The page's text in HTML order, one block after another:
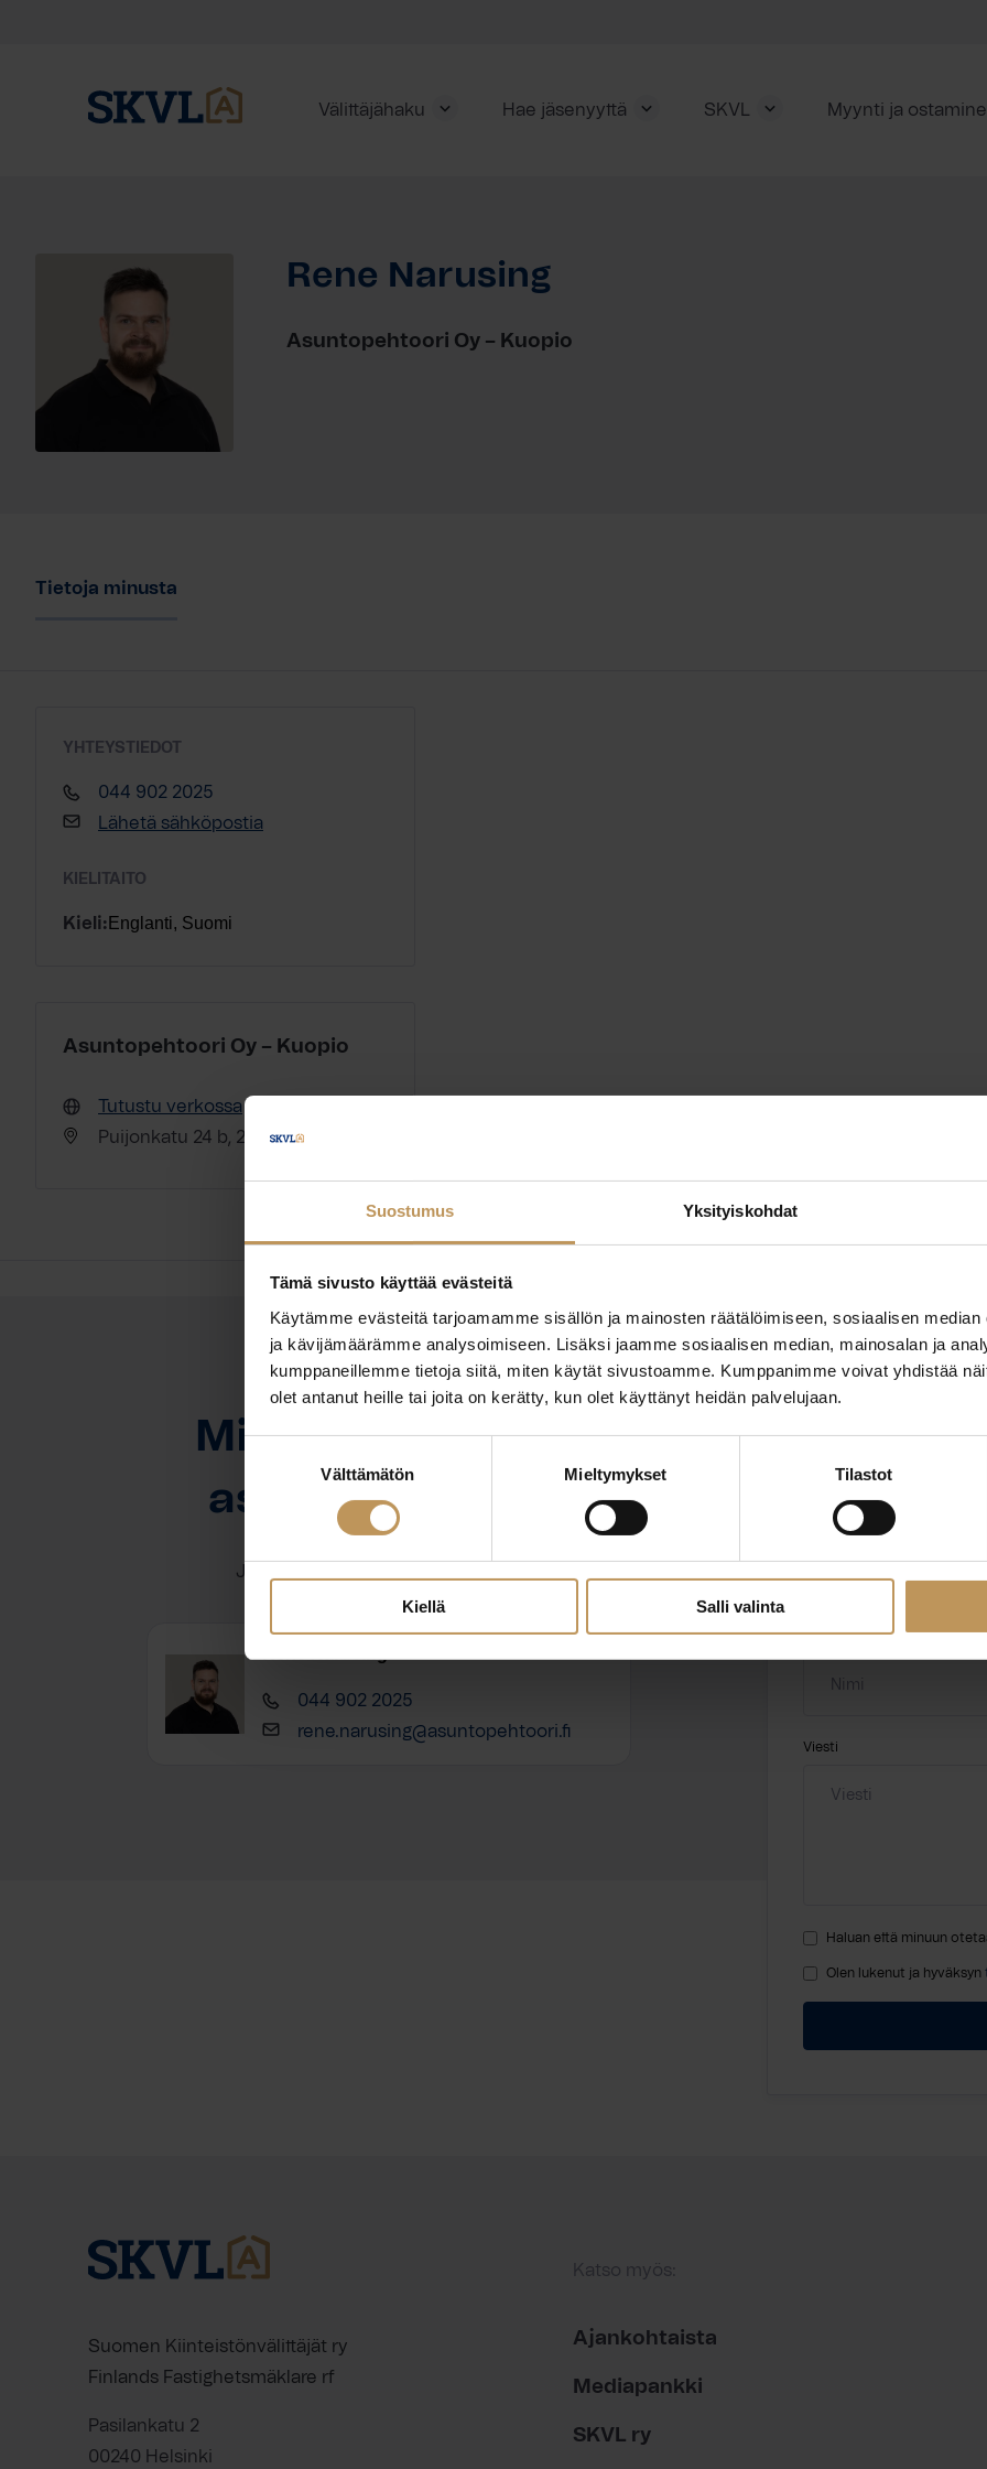
Suostumus Yksityiskohdat
Tämä sivusto käyttää evästeitä
Käytämme evästeitä tarjoamamme sisällön ja mainosten räätälöimiseen, sosiaalisen
ja kävijämäärämme analysoimiseen. Lisäksi jaamme sosiaalisen median, mainosalan ja
kumppaneillemme tietoja siitä, miten käytät sivustoamme. Kumppanimme voivat yhdistää
olet antanut heille tai joita on kerätty, kun olet käyttänyt heidän palvelujaan.
Suostumuksen
Välttämätön Mieltymykset Tilastot
Kiellä Salli valinta
Välittäjähaku Hae jäsenyyttä SKVL Myynti ja
Rene Narusing
Asuntopehtoori Oy – Kuopio
Tietoja minusta
YHTEYSTIEDOT
044 902 2025
Lähetä sähköpostia
KIELITAITO
Kieli: Englanti, Suomi
Asuntopehtoori Oy – Kuopio
Tutustu verkossa
Puijonkatu 24 b, 2.krs 70110 Kuopio
OTA YHTEYTTÄ
Miten voin auttaa
asuntoasioissa?
Jätä yhteystietosi, niin otan yhteyttä
044 902 2025
rene.narusing@asuntopehtoori.fi
"*" näyttää pakolliset
Nimi*
Viesti
Haluan että minuun
Olen lukenut ja hyväksyn
Suomen Kiinteistönvälittäjät ry
Finlands Fastighetsmäklare rf
Pasilankatu 2
00240 Helsinki
Katso myös:
Ajankohtaista
Mediapankki
SKVL ry